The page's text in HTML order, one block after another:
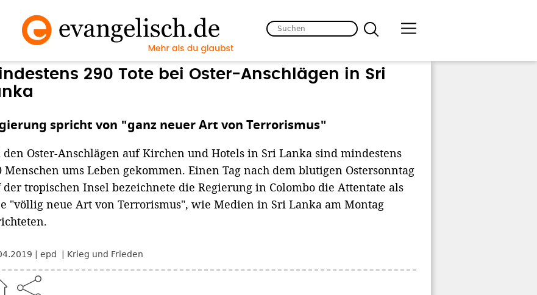
290 Tote bei Oster-Anschlägen in Sri
spricht von "ganz neuer Art von Terrorismus"
den Oster-Anschlägen auf Kirchen und Hotels in Sri Lanka sind mindestens
Menschen ums Leben gekommen. Einen Tag nach dem blutigen Ostersonntag
der tropischen Insel bezeichnete die Regierung in Colombo die Attentate als
"völlig neue Art von Terrorismus", wie Medien in Sri Lanka am Montag
epd Krieg und Frieden